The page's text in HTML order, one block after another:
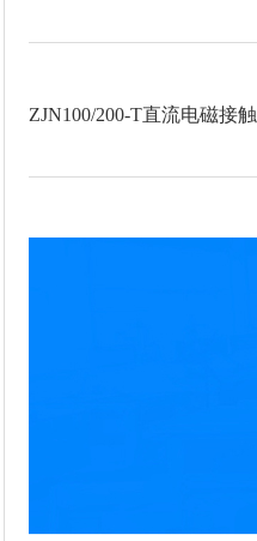
ZJN100/200-T直流电磁接